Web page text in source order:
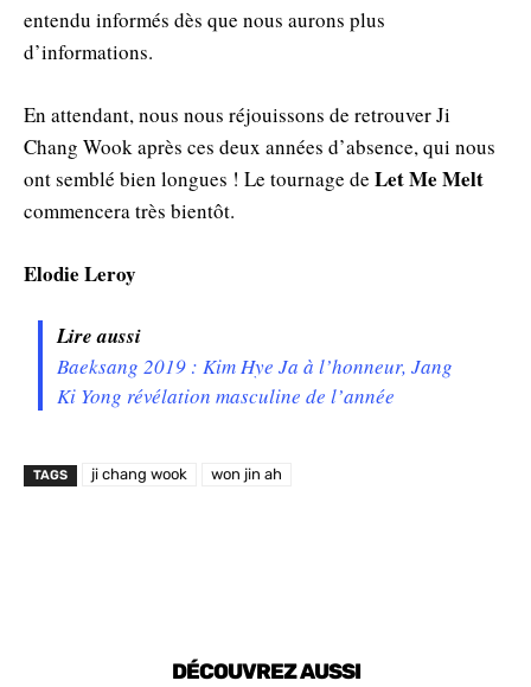
entendu informés dès que nous aurons plus
d’informations.
En attendant, nous nous réjouissons de retrouver Ji
Chang Wook après ces deux années d’absence, qui nous
ont semblé bien longues ! Le tournage de Let Me Melt
commencera très bientôt.
Elodie Leroy
Lire aussi
Baeksang 2019 : Kim Hye Ja à l’honneur, Jang
Ki Yong révélation masculine de l’année
TAGS ji chang wook won jin ah
DÉCOUVREZ AUSSI